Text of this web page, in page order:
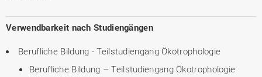
Verwendbarkeit nach Studiengängen
Berufliche Bildung - Teilstudiengang Ökotrophologie
Berufliche Bildung – Teilstudiengang Ökotrophologie